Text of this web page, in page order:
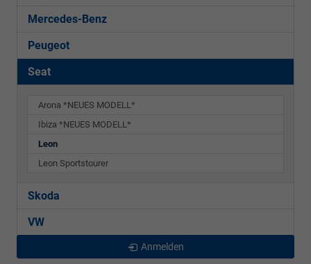
Mercedes-Benz
Peugeot
Seat
Arona *NEUES MODELL*
Ibiza *NEUES MODELL*
Leon
Leon Sportstourer
Skoda
VW
Anmelden